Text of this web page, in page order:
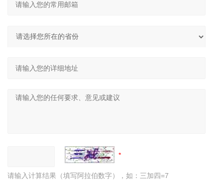
请输入计算结果（填写阿拉伯数字），如：三加四=7